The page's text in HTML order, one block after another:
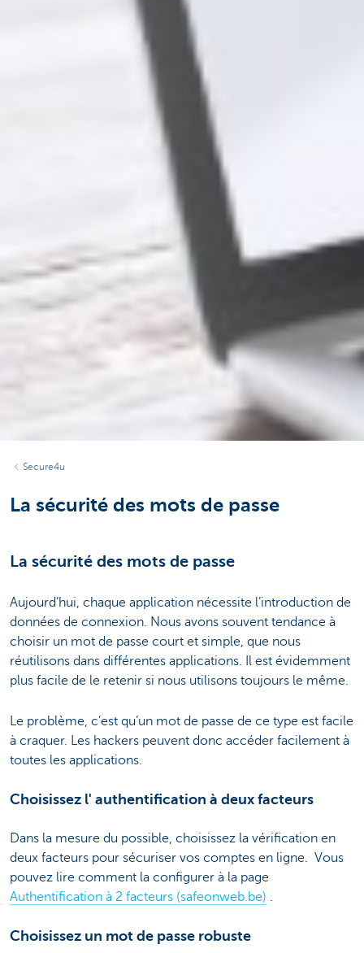
Secure4u
La sécurité des mots de passe
La sécurité des mots de passe
Aujourd’hui, chaque application nécessite l’introduction de
données de connexion. Nous avons souvent tendance à
choisir un mot de passe court et simple, que nous
réutilisons dans différentes applications. Il est évidemment
plus facile de le retenir si nous utilisons toujours le même.
Le problème, c’est qu’un mot de passe de ce type est facile
à craquer. Les hackers peuvent donc accéder facilement à
toutes les applications.
Choisissez l' authentification à deux facteurs
Dans la mesure du possible, choisissez la vérification en
deux facteurs pour sécuriser vos comptes en ligne. Vous
pouvez lire comment la configurer à la page
Authentification à 2 facteurs (safeonweb.be) .
Choisissez un mot de passe robuste